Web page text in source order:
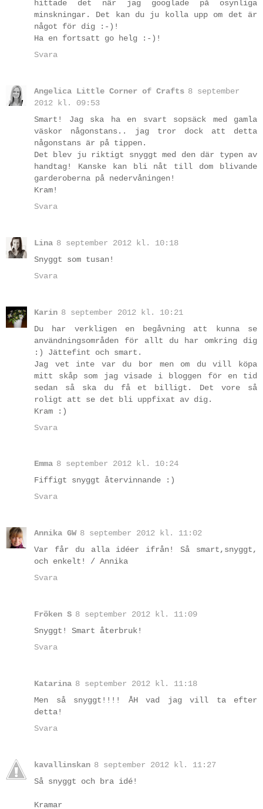
hittade det när jag googlade på osynliga
minskningar. Det kan du ju kolla upp om det är
något för dig :-)!
Ha en fortsatt go helg :-)!
Svara
Angelica Little Corner of Crafts 8 september
2012 kl. 09:53
Smart! Jag ska ha en svart sopsäck med gamla
väskor någonstans.. jag tror dock att detta
någonstans är på tippen.
Det blev ju riktigt snyggt med den där typen av
handtag! Kanske kan bli nåt till dom blivande
garderoberna på nedervåningen!
Kram!
Svara
Lina 8 september 2012 kl. 10:18
Snyggt som tusan!
Svara
Karin 8 september 2012 kl. 10:21
Du har verkligen en begåvning att kunna se
användningsområden för allt du har omkring dig
:) Jättefint och smart.
Jag vet inte var du bor men om du vill köpa
mitt skåp som jag visade i bloggen för en tid
sedan så ska du få et billigt. Det vore så
roligt att se det bli uppfixat av dig.
Kram :)
Svara
Emma 8 september 2012 kl. 10:24
Fiffigt snyggt återvinnande :)
Svara
Annika GW 8 september 2012 kl. 11:02
Var får du alla idéer ifrån! Så smart,snyggt,
och enkelt! / Annika
Svara
Fröken S 8 september 2012 kl. 11:09
Snyggt! Smart återbruk!
Svara
Katarina 8 september 2012 kl. 11:18
Men så snyggt!!!! ÅH vad jag vill ta efter
detta!
Svara
kavallinskan 8 september 2012 kl. 11:27
Så snyggt och bra idé!
Kramar